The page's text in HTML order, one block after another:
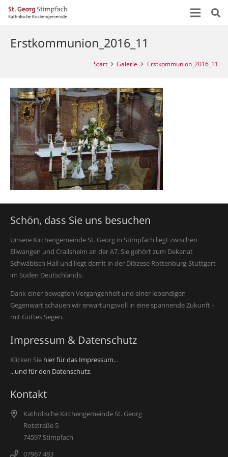
Erstkommunion_2016_11
Start Galerie Erstkommunion_2016_11
Schön, dass Sie uns besuchen
Unsere Kirchengemeinde St. Georg in Stimpfach liegt zwischen
Ellwangen und Crailsheim an der A7. Sie gehört zum Dekanat
Schwäbisch Hall und liegt damit in der Diözese Rottenburg-Stuttgart
im Süden Deutschlands.
Dank einer bewegten Vergangenheit und einer lebendigen
Gegenwart schauen wir erwartungsvoll in eine spannende Zukunft -
mit Gottes Segen.
Impressum & Datenschutz
Klicken Sie hier für das Impressum...
...und für den Datenschutz.
Kontakt
Katholische Kirchengemeinde St. Georg
Rotstraße 5
74597 Stimpfach
07967 483